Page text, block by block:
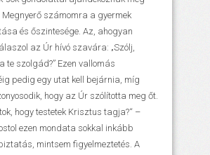
számomra a gyermek
és őszintesége. Az, ahogyan
az Úr hívó szavára: „Szólj,
te szolgád?” Ezen vallomás
pedig egy utat kell bejárnia, míg
hogy az Úr szólította meg őt.
hogy testetek Krisztus tagja?“ –
ezen mondata sokkal inkább
mintsem figyelmeztetés. A